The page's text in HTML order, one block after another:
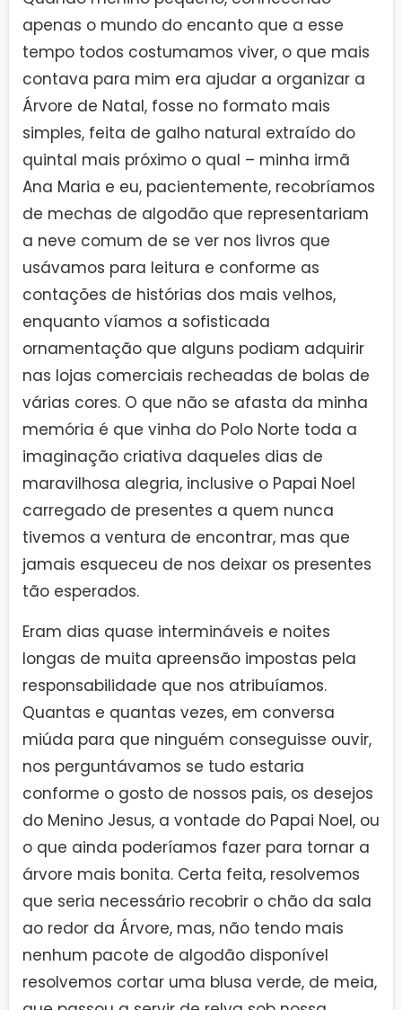
apenas o mundo do encanto que a esse
tempo todos costumamos viver, o que mais
contava para mim era ajudar a organizar a
Árvore de Natal, fosse no formato mais
simples, feita de galho natural extraído do
quintal mais próximo o qual – minha irmã
Ana Maria e eu, pacientemente, recobríamos
de mechas de algodão que representariam
a neve comum de se ver nos livros que
usávamos para leitura e conforme as
contações de histórias dos mais velhos,
enquanto víamos a sofisticada
ornamentação que alguns podiam adquirir
nas lojas comerciais recheadas de bolas de
várias cores. O que não se afasta da minha
memória é que vinha do Polo Norte toda a
imaginação criativa daqueles dias de
maravilhosa alegria, inclusive o Papai Noel
carregado de presentes a quem nunca
tivemos a ventura de encontrar, mas que
jamais esqueceu de nos deixar os presentes
tão esperados.
Eram dias quase intermináveis e noites
longas de muita apreensão impostas pela
responsabilidade que nos atribuíamos.
Quantas e quantas vezes, em conversa
miúda para que ninguém conseguisse ouvir,
nos perguntávamos se tudo estaria
conforme o gosto de nossos pais, os desejos
do Menino Jesus, a vontade do Papai Noel, ou
o que ainda poderíamos fazer para tornar a
árvore mais bonita. Certa feita, resolvemos
que seria necessário recobrir o chão da sala
ao redor da Árvore, mas, não tendo mais
nenhum pacote de algodão disponível
resolvemos cortar uma blusa verde, de meia,